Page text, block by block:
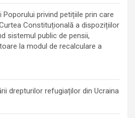
privind petițiile prin care
Constituțională a dispozițiilor
sistemul public de pensii,
la modul de recalculare a
drepturilor refugiaților din Ucraina